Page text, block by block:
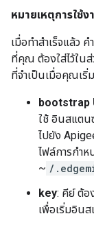
หมายเหตุการใช้ง
เมื่อทำสำเร็จแล้ว
ที่คุณ ต้องใส่ไว้ใน
ที่จําเป็นเมื่อคุณเริ่
bootstrap
ใช้ อินสแตน
ไปยัง
ไฟล์การกำ
~ /
key: คีย์ ต้อ
เพื่อเริ่มอิน